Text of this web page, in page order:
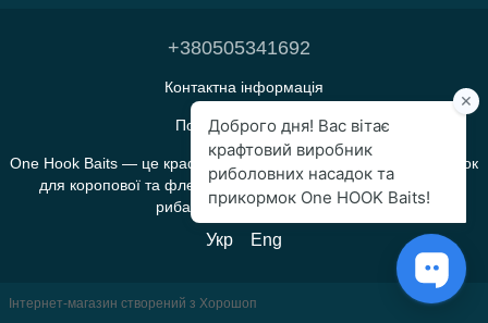
+380505341692
Контактна інформація
Повна версія сайту
One Hook Baits — це крафтове виробництво прикормок і насадок
для коропової та флет-фідерної риболовлі, яке створене
рибалками для рибалок.
Укр Eng
Інтернет-магазин створений з Хорошоп